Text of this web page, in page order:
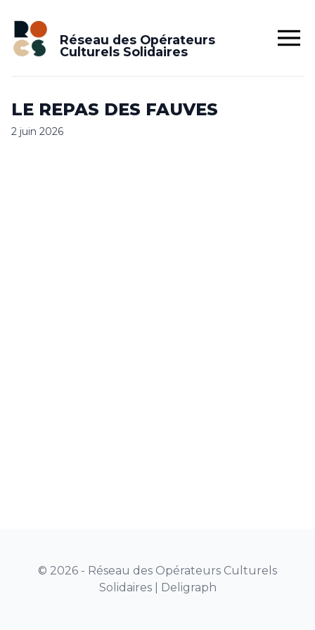
Réseau des Opérateurs
Culturels Solidaires
LE REPAS DES FAUVES
2 juin 2026
© 2026 - Réseau des Opérateurs Culturels
Solidaires | Deligraph